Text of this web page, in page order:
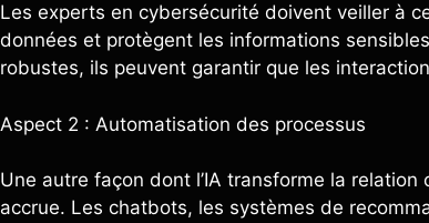
Les experts en cybersécurité doivent veiller à
données et protègent les informations
robustes, ils peuvent garantir que les
Aspect 2 : Automatisation des processus
Une autre façon dont l’IA transforme la
accrue. Les chatbots, les systèmes de